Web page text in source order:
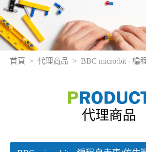
首頁 代理商品 BBC micro:bit - 編
代理商品